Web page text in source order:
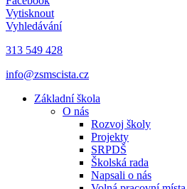
Vytisknout
Vyhledávání
313 549 428
info@zsmscista.cz
Základní škola
O nás
Rozvoj školy
Projekty
SRPDŠ
Školská rada
Napsali o nás